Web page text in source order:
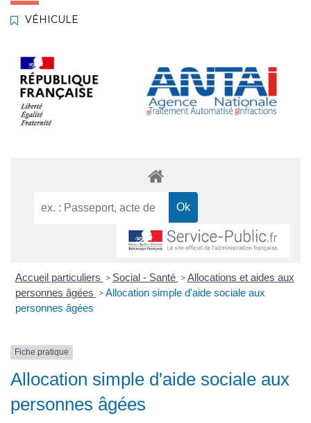
VÉHICULE
Accueil particuliers > Social - Santé > Allocations et aides aux
personnes âgées > Allocation simple d'aide sociale aux
personnes âgées
Fiche pratique
Allocation simple d'aide sociale aux
personnes âgées